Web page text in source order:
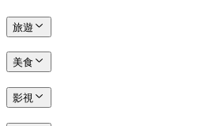
旅遊
美食
影視